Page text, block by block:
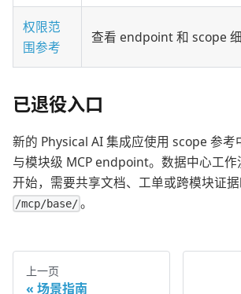
权限范
围参考
查看 endpoint 和 scope 细
已退役入口
新的 Physical AI 集成应使用 scope 参考
与模块级 MCP endpoint。数据中心工作
开始，需要共享文档、工单或跨模块证
/mcp/base/ 。
上一页
场景指南